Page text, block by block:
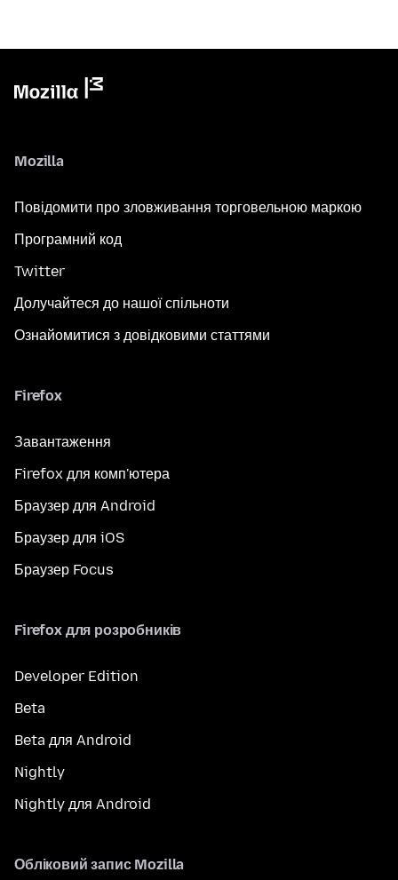
Mozilla
Повідомити про зловживання торговельною маркою
Програмний код
Twitter
Долучайтеся до нашої спільноти
Ознайомитися з довідковими статтями
Firefox
Завантаження
Firefox для комп'ютера
Браузер для Android
Браузер для iOS
Браузер Focus
Firefox для розробників
Developer Edition
Beta
Beta для Android
Nightly
Nightly для Android
Обліковий запис Mozilla